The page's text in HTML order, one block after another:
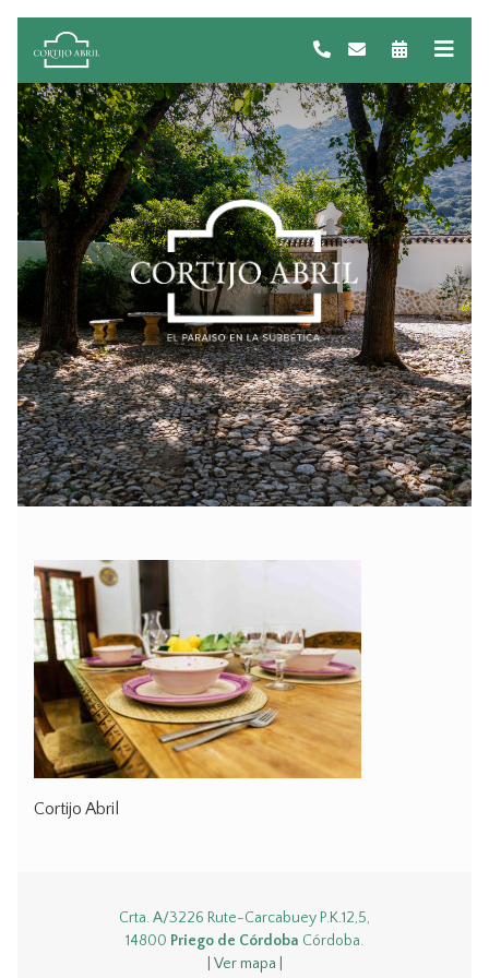
Cortijo Abril
Crta. A/3226 Rute-Carcabuey P.K.12,5,
14800 Priego de Córdoba Córdoba.
| Ver mapa |